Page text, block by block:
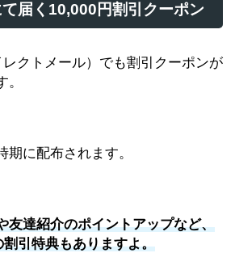
届く10,000円割引クーポン
クトメール）でも割引クーポンが
に配布されます。
友達紹介のポイントアップなど、
引特典もありますよ。